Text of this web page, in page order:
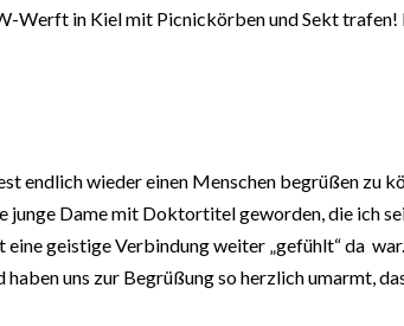
in Kiel mit Picnickörben und Sekt trafen!
endlich wieder einen Menschen begrüßen zu
junge Dame mit Doktortitel geworden, die ich
geistige Verbindung weiter „gefühlt“ da
uns zur Begrüßung so herzlich umarmt,